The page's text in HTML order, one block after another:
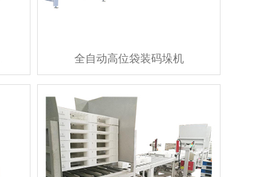
全自动高位袋装码垛机